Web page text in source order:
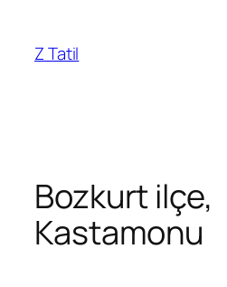
Z Tatil
Bozkurt ilçe,
Kastamonu